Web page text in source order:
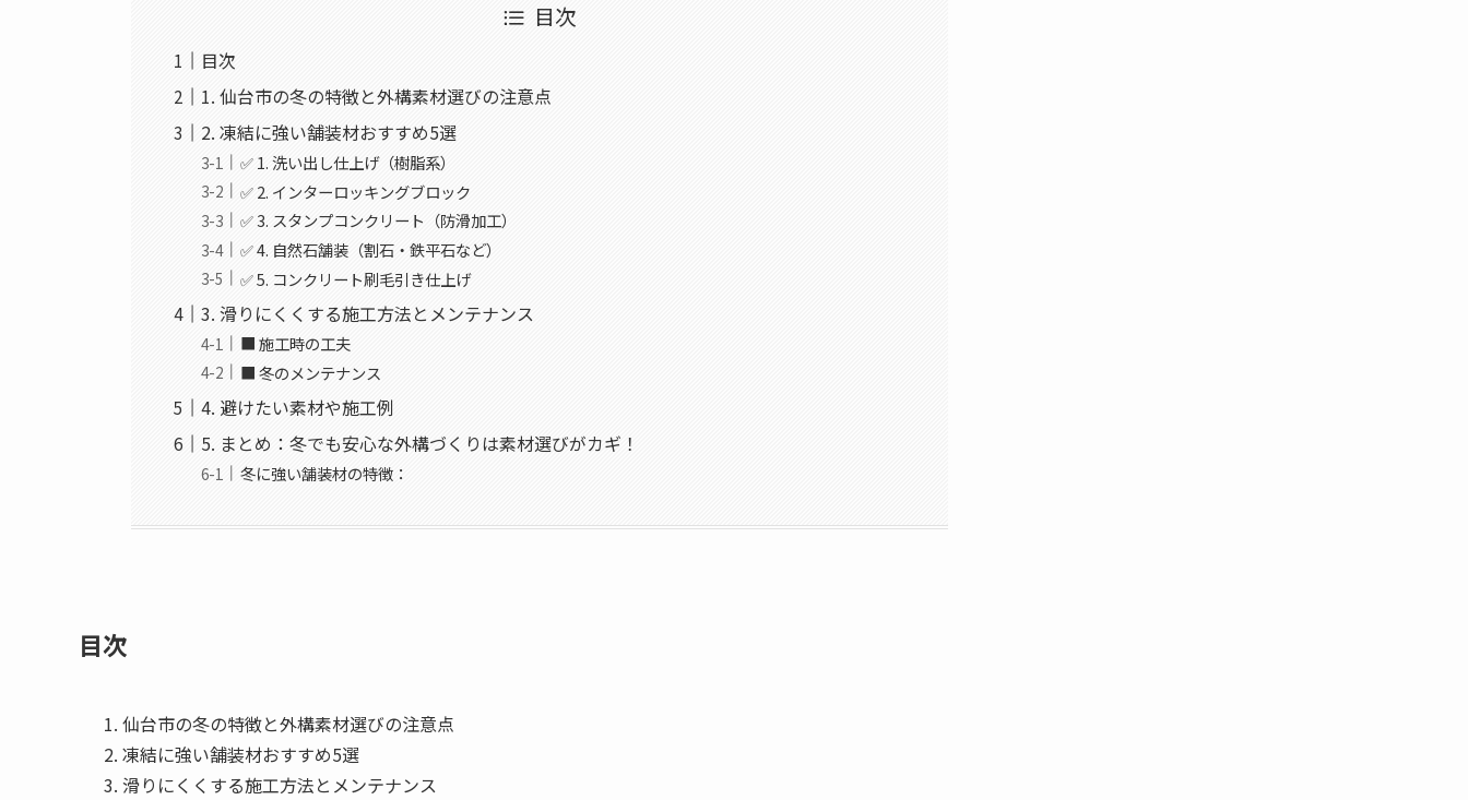
目次
目次
1. 仙台市の冬の特徴と外構素材選びの注意点
2. 凍結に強い舗装材おすすめ5選
✅ 1. 洗い出し仕上げ（樹脂系）
✅ 2. インターロッキングブロック
✅ 3. スタンプコンクリート（防滑加工）
✅ 4. 自然石舗装（割石・鉄平石など）
✅ 5. コンクリート刷毛引き仕上げ
3. 滑りにくくする施工方法とメンテナンス
■ 施工時の工夫
■ 冬のメンテナンス
4. 避けたい素材や施工例
5. まとめ：冬でも安心な外構づくりは素材選びがカギ！
冬に強い舗装材の特徴：
目次
仙台市の冬の特徴と外構素材選びの注意点
凍結に強い舗装材おすすめ5選
滑りにくくする施工方法とメンテナンス